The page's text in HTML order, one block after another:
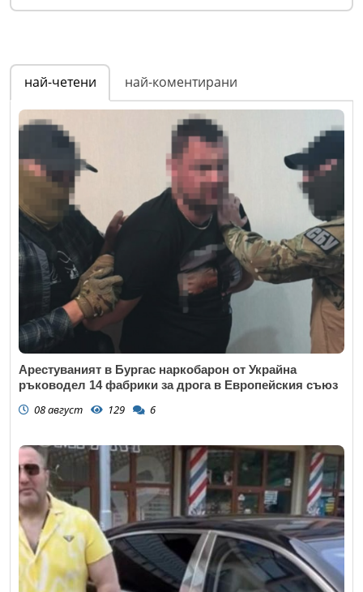
най-четени най-коментирани
Арестуваният в Бургас наркобарон от Украйна
ръководел 14 фабрики за дрога в Европейския съюз
08 август 129 6